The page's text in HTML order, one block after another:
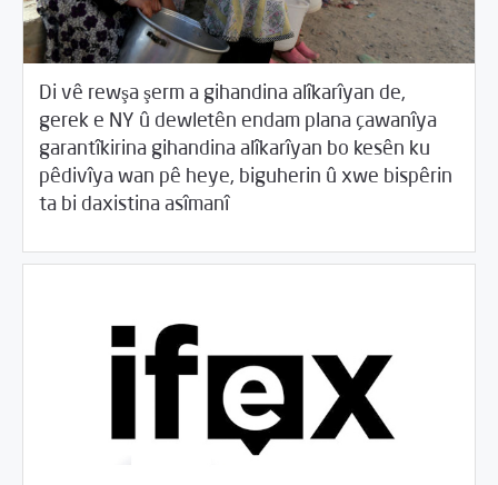
Di vê rewşa şerm a gihandina alîkarîyan de,
gerek e NY û dewletên endam plana çawanîya
garantîkirina gihandina alîkarîyan bo kesên ku
pêdivîya wan pê heye, biguherin û xwe bispêrin
ta bi daxistina asîmanî
28/2017 2017/Beyannameyên SCMê